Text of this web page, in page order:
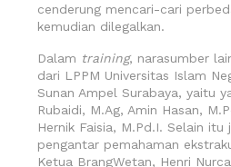
cenderung mencari-cari
kemudian dilegalkan.
Dalam training, narasumber
dari LPPM Universitas Islam
Sunan Ampel Surabaya, yaitu
Rubaidi, M.Ag, Amin Hasan,
Hernik Faisia, M.Pd.I. Selain itu
pengantar pemahaman
Ketua BrangWetan, Henri